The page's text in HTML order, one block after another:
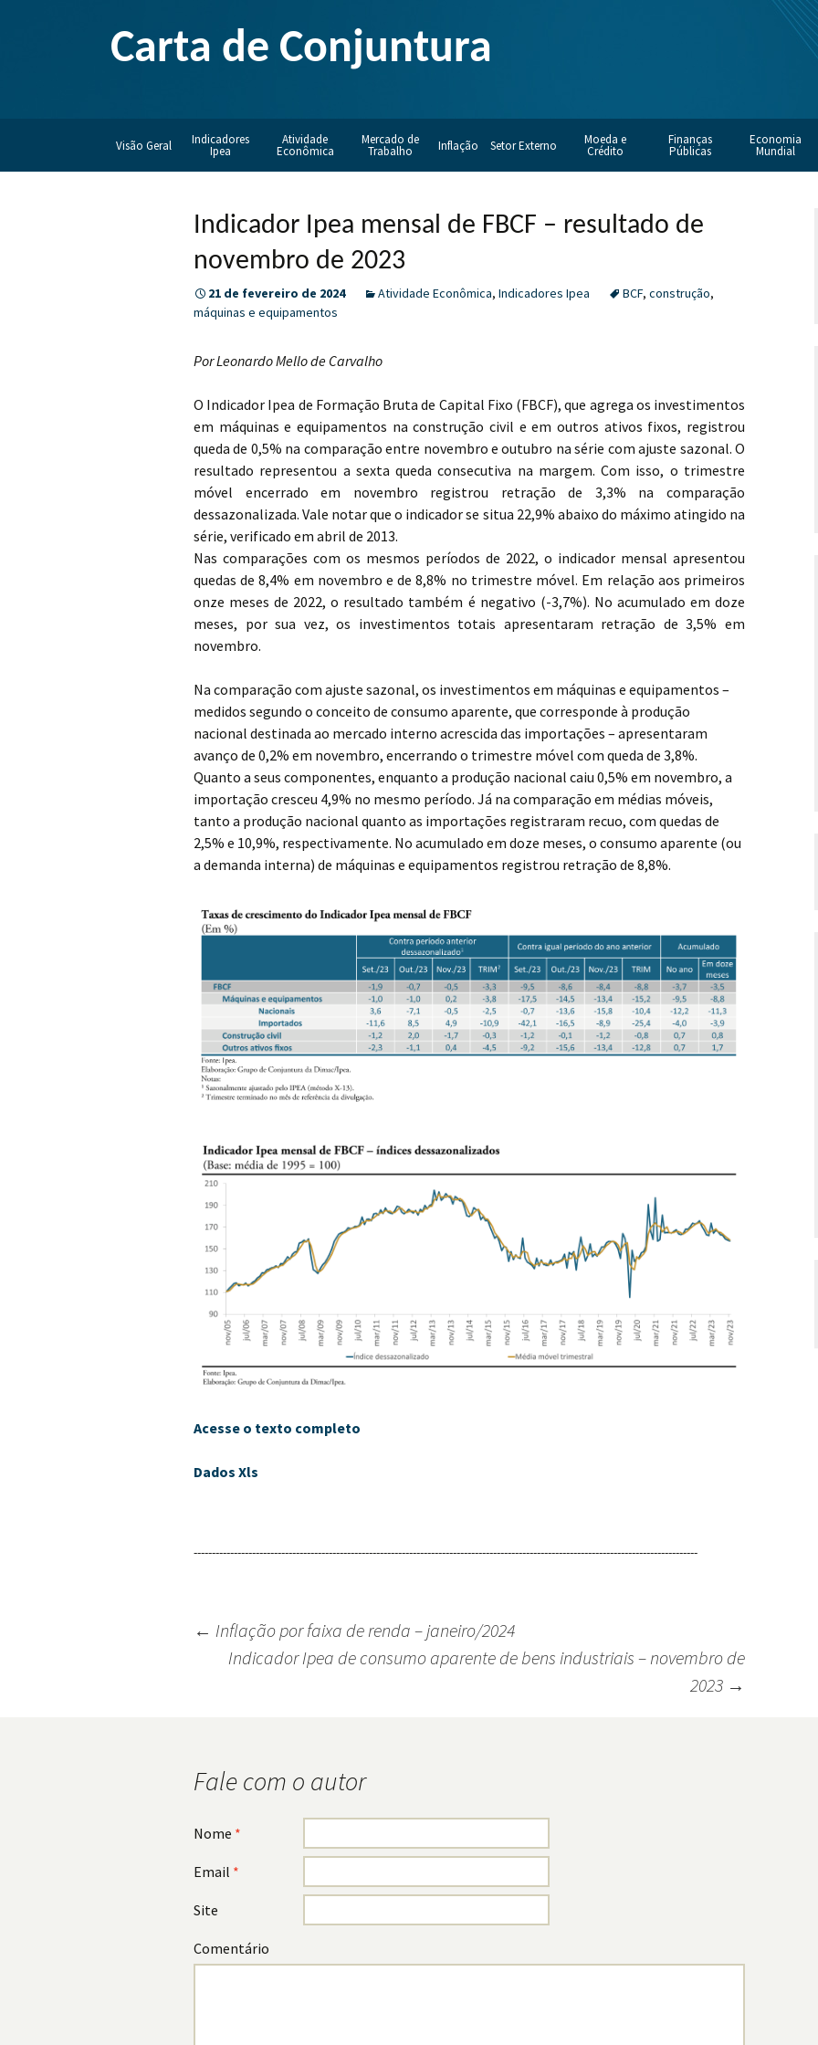
Carta de Conjuntura
para
o
Visão Geral Indicadores
Ipea
Atividade
Econômica
Mercado de
Trabalho Inflação Setor Externo Moeda e
Crédito
Finanças
Públicas
Economia
Mundial
Indicador Ipea mensal de FBCF – resultado de
novembro de 2023
21 de fevereiro de 2024 Atividade Econômica, Indicadores Ipea BCF, construção,
máquinas e equipamentos
Por Leonardo Mello de Carvalho
O Indicador Ipea de Formação Bruta de Capital Fixo (FBCF), que agrega os investimentos
em máquinas e equipamentos na construção civil e em outros ativos fixos, registrou
queda de 0,5% na comparação entre novembro e outubro na série com ajuste sazonal. O
resultado representou a sexta queda consecutiva na margem. Com isso, o trimestre
móvel encerrado em novembro registrou retração de 3,3% na comparação
dessazonalizada. Vale notar que o indicador se situa 22,9% abaixo do máximo atingido na
série, verificado em abril de 2013.
Nas comparações com os mesmos períodos de 2022, o indicador mensal apresentou
quedas de 8,4% em novembro e de 8,8% no trimestre móvel. Em relação aos primeiros
onze meses de 2022, o resultado também é negativo (-3,7%). No acumulado em doze
meses, por sua vez, os investimentos totais apresentaram retração de 3,5% em
novembro.
Na comparação com ajuste sazonal, os investimentos em máquinas e equipamentos –
medidos segundo o conceito de consumo aparente, que corresponde à produção
nacional destinada ao mercado interno acrescida das importações – apresentaram
avanço de 0,2% em novembro, encerrando o trimestre móvel com queda de 3,8%.
Quanto a seus componentes, enquanto a produção nacional caiu 0,5% em novembro, a
importação cresceu 4,9% no mesmo período. Já na comparação em médias móveis,
tanto a produção nacional quanto as importações registraram recuo, com quedas de
2,5% e 10,9%, respectivamente. No acumulado em doze meses, o consumo aparente (ou
a demanda interna) de máquinas e equipamentos registrou retração de 8,8%.
Acesse o texto completo
Dados Xls
------------------------------------------------------------------------------------------------------------------------------------------
← Inflação por faixa de renda – janeiro/2024
Indicador Ipea de consumo aparente de bens industriais – novembro de
2023 →
Fale com o autor
Nome *
Email *
Site
Comentário